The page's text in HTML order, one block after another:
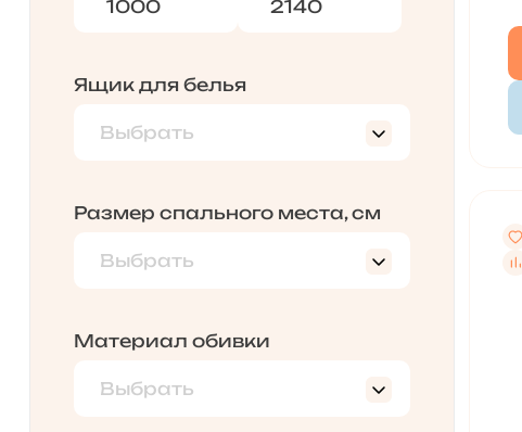
Ящик для белья
Выбрать
Нет
Размер спального места, см
Выбрать
900х2000
Материал обивки
Выбрать